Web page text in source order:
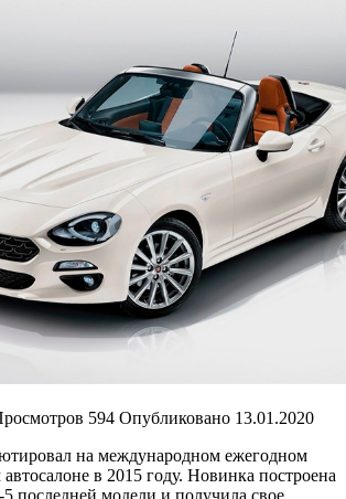
594 Опубликовано 13.01.2020
на международном ежегодном
в 2015 году. Новинка построена
последней модели и получила свое